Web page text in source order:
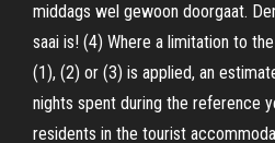
middags wel gewoon doorgaat.
saai is! (4) Where a limitation to
(1), (2) or (3) is applied, an
nights spent during the reference
residents in the tourist